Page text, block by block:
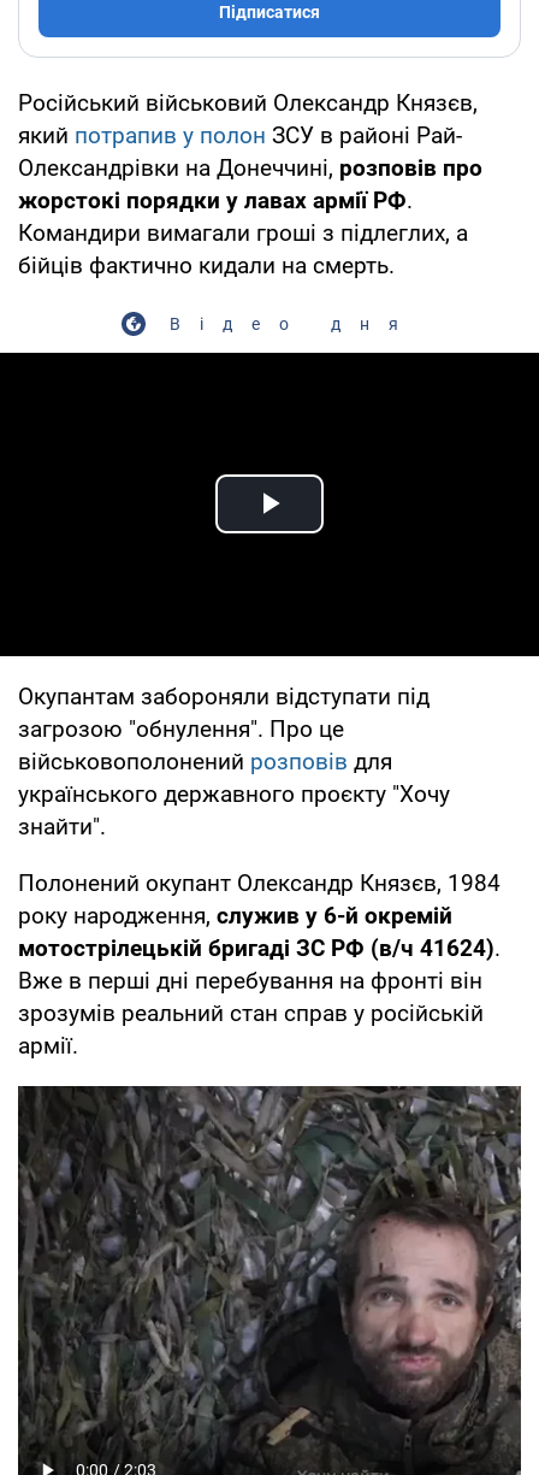
Підписатися
Російський військовий Олександр Князєв,
який потрапив у полон ЗСУ в районі Рай-
Олександрівки на Донеччині, розповів про
жорстокі порядки у лавах армії РФ.
Командири вимагали гроші з підлеглих, а
бійців фактично кидали на смерть.
Відео дня
Play Video
Окупантам забороняли відступати під
загрозою "обнулення". Про це
військовополонений розповів для
українського державного проєкту "Хочу
знайти".
Полонений окупант Олександр Князєв, 1984
року народження, служив у 6-й окремій
мотострілецькій бригаді ЗС РФ (в/ч 41624).
Вже в перші дні перебування на фронті він
зрозумів реальний стан справ у російській
армії.